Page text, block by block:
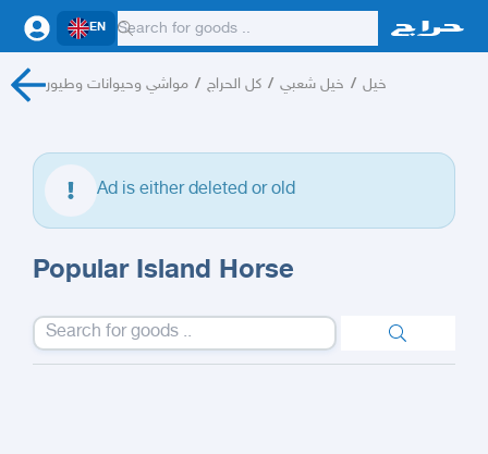
EN
مواشي وحيوانات وطيور / كل الحراج / خيل شعبي / خيل
Ad is either deleted or old
Popular Island Horse